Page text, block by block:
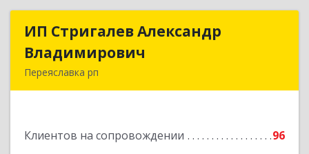
ИП Стригалев Александр
Владимирович
Переяславка рп
Клиентов на сопровождении 96
ИП Стригалев Александр
Подробнее